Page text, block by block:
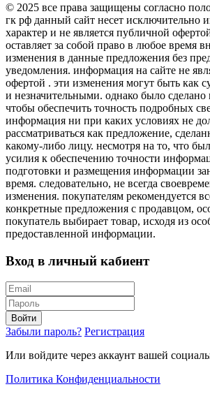
© 2025 все права защищены согласно
гк рф данный сайт несет исключительно
характер и не является публичной
оставляет за собой право в любое время
изменения в данные предложения без
уведомления. информация на сайте не
офертой . эти изменения могут быть как
и незначительными. однако было сделано
чтобы обеспечить точность подробных
информация ни при каких условиях не
рассматриваться как предложение,
какому-либо лицу. несмотря на то, что
усилия к обеспечению точности
подготовки и размещения информации
время. следовательно, не всегда
изменения. покупателям рекомендуется
конкретные предложения с продавцом,
покупатель выбирает товар, исходя из
предоставленной информации.
Вход в личный кабиент
Войти
Забыли пароль? Регистрация
Или войдите через аккаунт вашей
Политика Конфиденциальности